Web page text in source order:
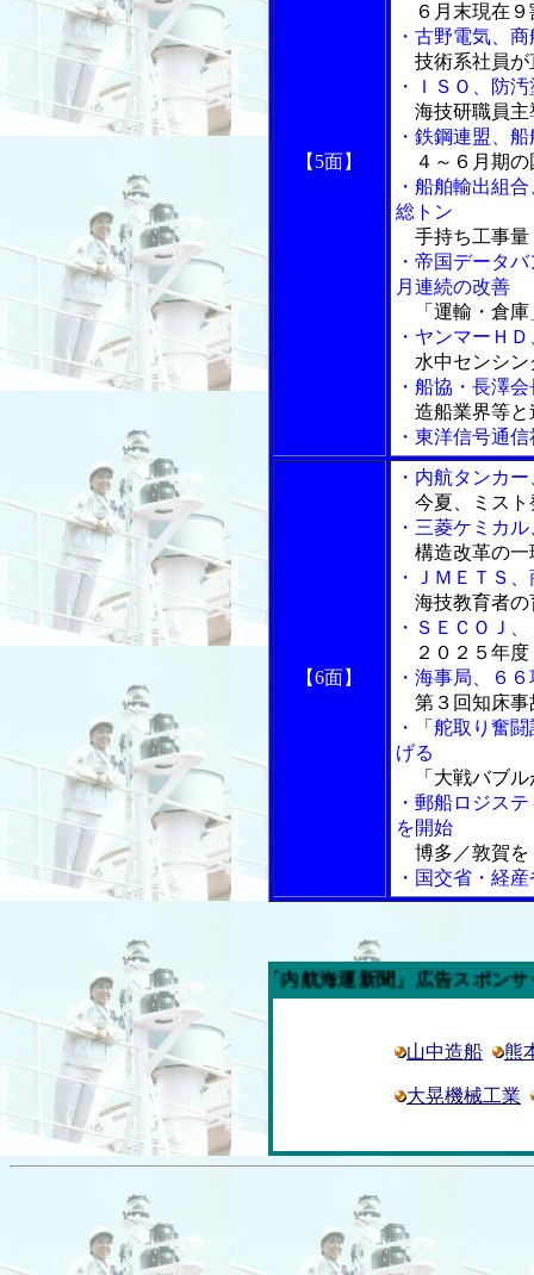
【5面】
６月末現在９
・古野電気、
技術系社員が
・ＩＳＯ、防
海技研職員主
・鉄鋼連盟、
４～６月期の
・船舶輸出組
総トン
手持ち工事量
・帝国データ
月連続の改善
「運輸・倉庫
・ヤンマーＨ
水中センシン
・船協・長澤
造船業界等と
・東洋信号通
【6面】
・内航タンカ
今夏、ミスト
・三菱ケミカ
構造改革の一
・ＪＭＥＴＳ
海技教育者の
・ＳＥＣＯＪ
２０２５年度
・海事局、６
第３回知床事
・「舵取り奮
げる
「大戦バブル
・郵船ロジス
を開始
博多／敦賀を
・国交省・経
今週の「内航海運新聞」広告スポンサー企業
山中造船 熊
大晃機械工業